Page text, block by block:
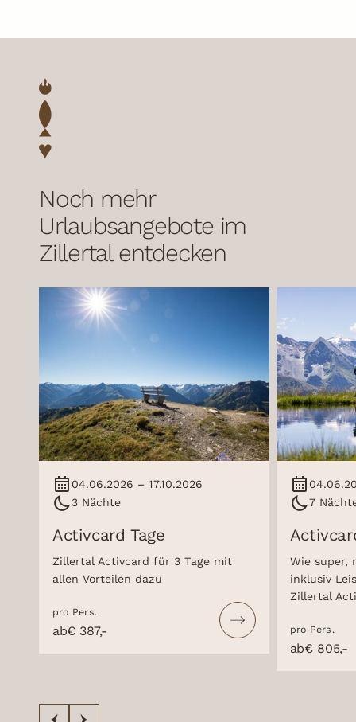
Noch mehr
Urlaubsangebote im
Zillertal entdecken
04.06.2026 – 17.10.2026
3 Nächte
Activcard Tage
Zillertal Activcard für 3 Tage mit
allen Vorteilen dazu
pro Pers.
ab€ 387,-
7
Wie super,
inklusiv
Zillertal
pro Pers.
ab€ 805,-